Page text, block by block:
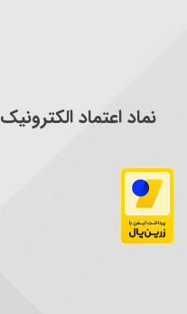
نماد اعتماد الکترونیک